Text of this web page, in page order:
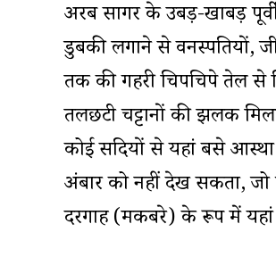
अरब सागर के उबड़-खाबड़
डुबकी लगाने से वनस्पतियों,
तक की गहरी चिपचिपे तेल से
तलछटी चट्टानों की झलक
कोई सदियों से यहां बसे
अंबार को नहीं देख सकता, जो
दरगाह (मकबरे) के रूप में यहां